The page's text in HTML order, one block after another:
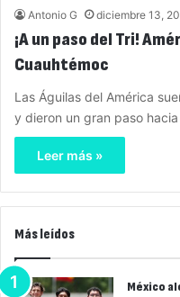
Antonio G diciembre 13,
¡A un paso del Tri!
Cuauhtémoc
Las Águilas del América
y dieron un gran paso
Leer más »
Más leídos
México